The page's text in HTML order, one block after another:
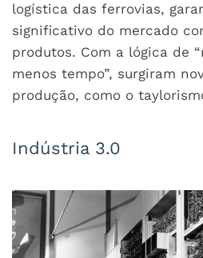
logística das ferrovias,
significativo do mercado
produtos. Com a lógica de
menos tempo”, surgiram
produção, como o
Indústria 3.0